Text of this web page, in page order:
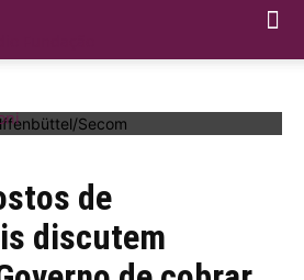
Secom
de
discutem